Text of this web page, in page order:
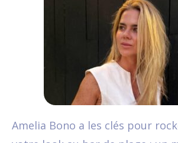
Amelia Bono a les clés pour